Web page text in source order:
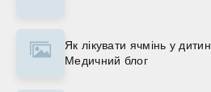
Як лікувати ячмінь у
Медичний блог